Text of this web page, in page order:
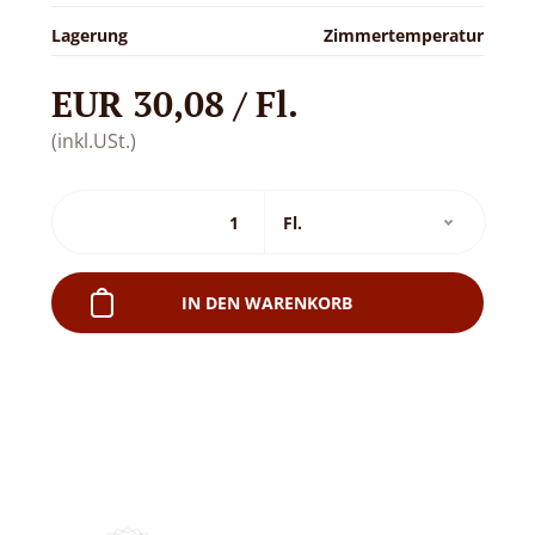
Lagerung Zimmertemperatur
EUR 30,08 / Fl.
(inkl.USt.)
IN DEN WARENKORB